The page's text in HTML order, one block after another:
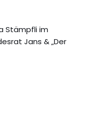
Stämpfli im
Jans & „Der